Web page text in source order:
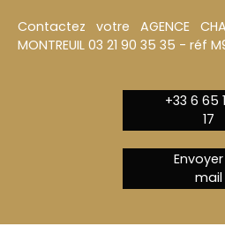
Contactez votre AGENCE
MONTREUIL 03 21 90 35 35 - réf
+33 6 65
17
mail